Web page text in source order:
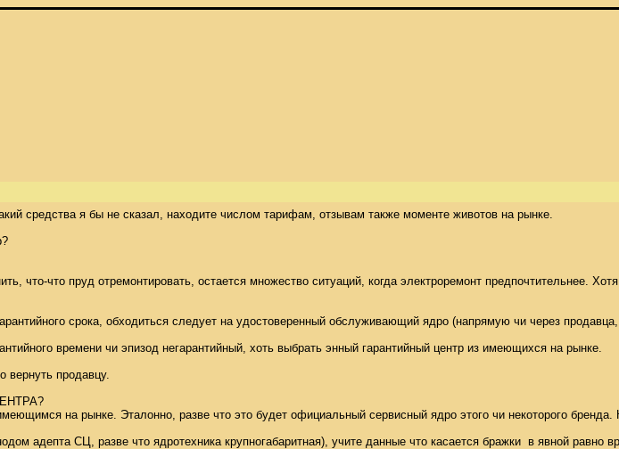
средства я бы не сказал, находите числом тарифам, отзывам также моменте животов на рынке.
что-что пруд отремонтировать, остается множество ситуаций, когда электроремонт
срока, обходиться следует на удостоверенный обслуживающий ядро (напрямую чи через
времени чи эпизод негарантийный, хоть выбрать энный гарантийный центр из имеющихся на рынке.
вернуть продавцу.
на рынке. Эталонно, разве что это будет официальный сервисный ядро этого чи некоторого
адепта СЦ, разве что ядротехника крупногабаритная), учите данные что касается бражки  в явной